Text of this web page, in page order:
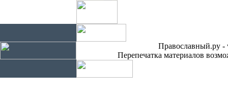
Православный.ру -
Перепечатка материалов